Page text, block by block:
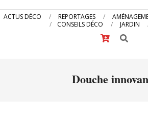
Primary
ACTUS DÉCO REPORTAGES
CONSEILS DÉCO
JARDIN
Search
Douche